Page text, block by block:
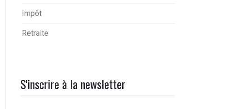
Impôt
Retraite
S'inscrire à la newsletter